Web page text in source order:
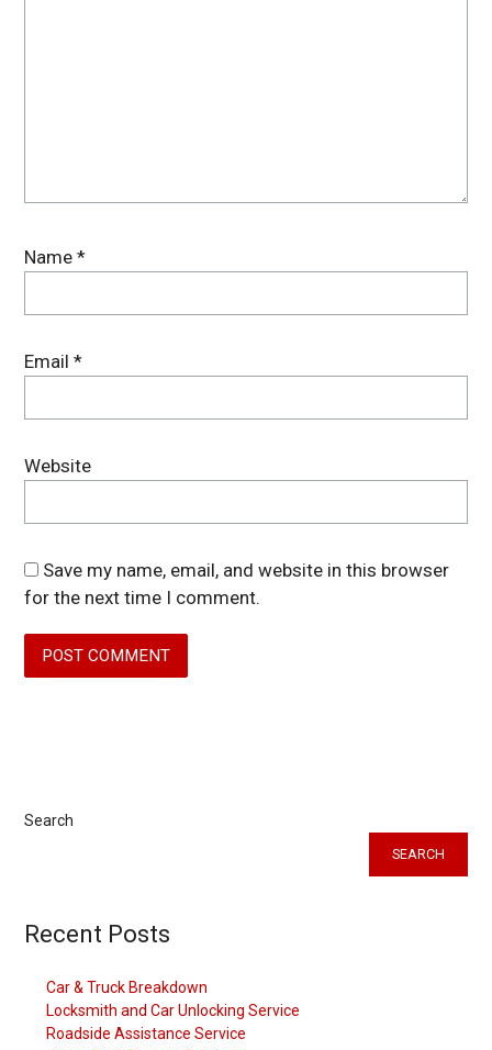
Name*
Email*
Website
Save my name, email, and website in this browser
for the next time I comment.
Search
SEARCH
Recent Posts
Car & Truck Breakdown
Locksmith and Car Unlocking Service
Roadside Assistance Service